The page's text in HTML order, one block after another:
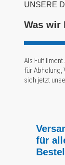
UNSERE
Was wir
Als
für Abholung,
sich jetzt
für